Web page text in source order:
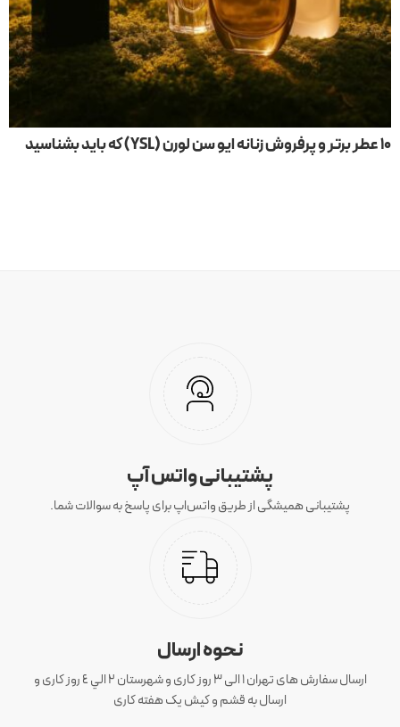
۱۰ عطر برتر و پرفروش زنانه ایو سن لورن (YSL) که باید بشناسید
پشتیبانی واتس آپ
پشتیبانی همیشگی از طریق واتس‌اپ برای پاسخ به سوالات شما.
نحوه ارسال
ارسال سفارش های تهران 1 الی 3 روز کاری و شهرستان ٢ الي ٤ روز کاری و
ارسال به قشم و کیش یک هفته کاری